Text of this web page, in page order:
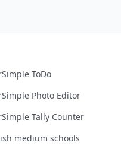
ToDo
Photo Editor
Tally Counter
medium schools